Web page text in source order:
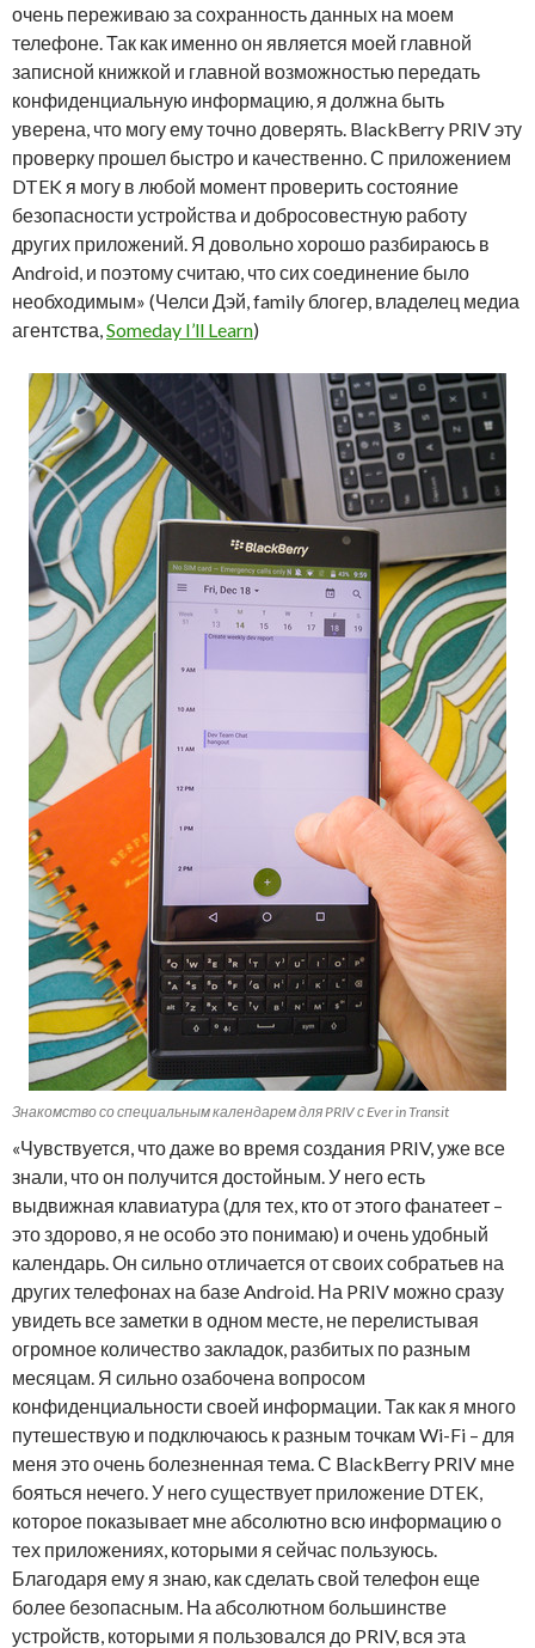
очень переживаю за сохранность данных на моем
телефоне. Так как именно он является моей главной
записной книжкой и главной возможностью передать
конфиденциальную информацию, я должна быть
уверена, что могу ему точно доверять. BlackBerry PRIV эту
проверку прошел быстро и качественно. С приложением
DTEK я могу в любой момент проверить состояние
безопасности устройства и добросовестную работу
других приложений. Я довольно хорошо разбираюсь в
Android, и поэтому считаю, что сих соединение было
необходимым» (Челси Дэй, family блогер, владелец медиа
агентства,Someday I’ll Learn)
Знакомство со специальным календарем для PRIV с Ever in Transit
«Чувствуется, что даже во время создания PRIV, уже все
знали, что он получится достойным. У него есть
выдвижная клавиатура (для тех, кто от этого фанатеет –
это здорово, я не особо это понимаю) и очень удобный
календарь. Он сильно отличается от своих собратьев на
других телефонах на базе Android. На PRIV можно сразу
увидеть все заметки в одном месте, не перелистывая
огромное количество закладок, разбитых по разным
месяцам. Я сильно озабочена вопросом
конфиденциальности своей информации. Так как я много
путешествую и подключаюсь к разным точкам Wi-Fi – для
меня это очень болезненная тема. С BlackBerry PRIV мне
бояться нечего. У него существует приложение DTEK,
которое показывает мне абсолютно всю информацию о
тех приложениях, которыми я сейчас пользуюсь.
Благодаря ему я знаю, как сделать свой телефон еще
более безопасным. На абсолютном большинстве
устройств, которыми я пользовался до PRIV, вся эта